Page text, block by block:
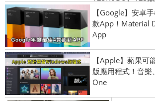
【Google】安卓
款App！Material
App
【Apple】蘋果
版應用程式！音
One